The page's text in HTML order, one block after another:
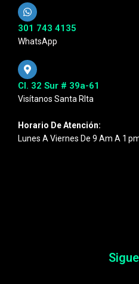
301 743 4135
WhatsApp
Cl. 32 Sur # 39a-61
Visítanos Santa RIta
Horario De Atención:
Lunes A Viernes De 9 Am A 1